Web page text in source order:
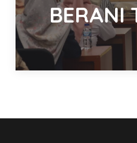
BERANI